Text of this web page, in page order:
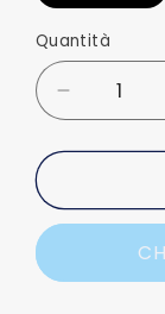
Quantità
Quantità
Diminuisci
quantità
per
Perle
FW
Oro